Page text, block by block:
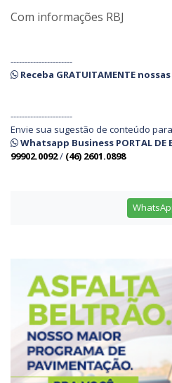
Com informações RBJ
----------------------
Receba GRATUITAMENTE nossas
----------------------
Envie sua sugestão de conteúdo
Whatsapp Business PORTAL DE
99902.0092/ (46) 2601.0898